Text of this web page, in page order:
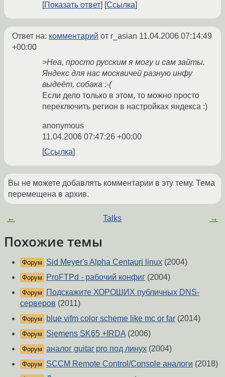
Показать ответ Ссылка
Ответ на: комментарий от r_asian 11.04.2006 07:14:49
+00:00
>Неа, просто русским я могу и сам зайты.
Яндекс для нас москвичей разную инфу
выдеёт, собака :-(
Если дело только в этом, то можно просто
переключить регион в настройках яндекса :)
anonymous
11.04.2006 07:47:26 +00:00
Ссылка
Вы не можете добавлять комментарии в эту тему. Тема
перемещена в архив.
← Talks →
Похожие темы
Форум Sid Meyer's Alpha Centauri linux (2004)
Форум ProFTPd - рабочий конфиг (2004)
Форум
Подскажите ХОРОШИХ публичных DNS-
серверов (2011)
Форум blue vifm color scheme like mc or far (2014)
Форум Siemens SK65 +IRDA (2006)
Форум аналог guitar pro под линух (2004)
Форум SCCM Remote Control/Console аналоги (2018)